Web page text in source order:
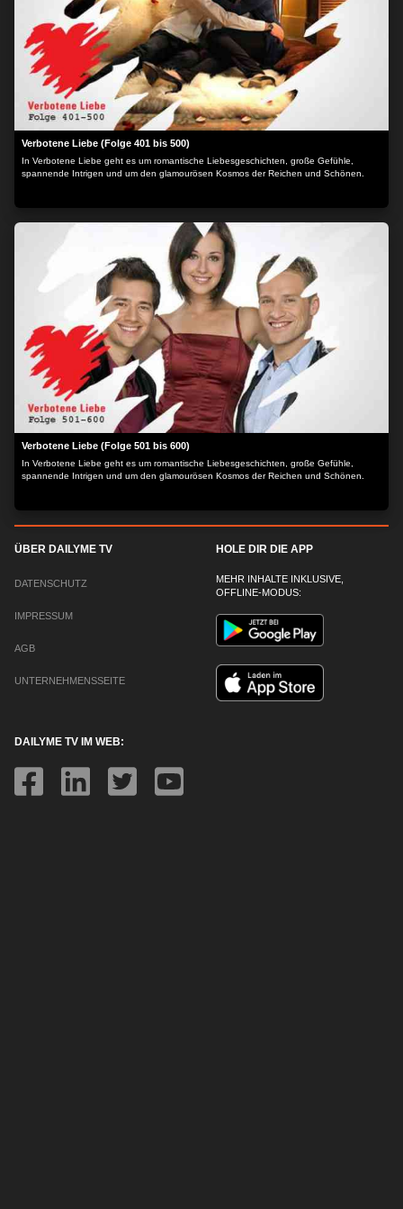
Verbotene Liebe (Folge 401 bis 500)
In Verbotene Liebe geht es um romantische Liebesgeschichten, große Gefühle,
spannende Intrigen und um den glamourösen Kosmos der Reichen und Schönen.
Verbotene Liebe (Folge 501 bis 600)
In Verbotene Liebe geht es um romantische Liebesgeschichten, große Gefühle,
spannende Intrigen und um den glamourösen Kosmos der Reichen und Schönen.
ÜBER DAILYME TV
DATENSCHUTZ
IMPRESSUM
AGB
UNTERNEHMENSSEITE
HOLE DIR DIE APP
MEHR INHALTE INKLUSIVE,
OFFLINE-MODUS:
DAILYME TV IM WEB: